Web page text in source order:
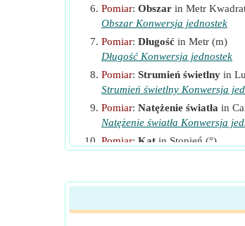
θr Kąt załamania (Stopień)
Pomiar: Obszar in Metr
Obszar Konwersja jednostek
Pomiar: Długość in Metr (m)
Długość Konwersja jednostek
Pomiar: Strumień świetlny in
Strumień świetlny Konwersja
Pomiar: Natężenie światła in
Natężenie światła Konwersja
Pomiar: Kąt in Stopień (°)
Skuteczność świetlna